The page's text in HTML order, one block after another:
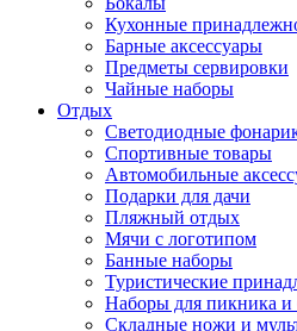
Кухонные
Барные аксессуары
Предметы сервировки
Чайные наборы
Отдых
Светодиодные
Спортивные товары
Автомобильные
Подарки для дачи
Пляжный отдых
Мячи с логотипом
Банные наборы
Туристические
Наборы для пикника и
Складные ножи и